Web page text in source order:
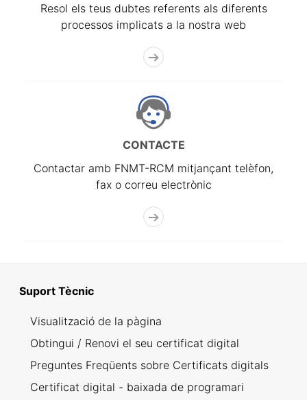
Resol els teus dubtes referents als diferents
processos implicats a la nostra web
CONTACTE
Contactar amb FNMT-RCM mitjançant telèfon,
fax o correu electrònic
Suport Tècnic
Visualització de la pàgina
Obtingui / Renovi el seu certificat digital
Preguntes Freqüents sobre Certificats digitals
Certificat digital - baixada de programari